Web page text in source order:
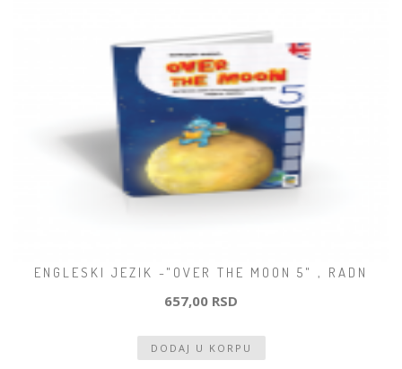
ENGLESKI JEZIK -"OVER THE MOON 5" , RADN
657,00 RSD